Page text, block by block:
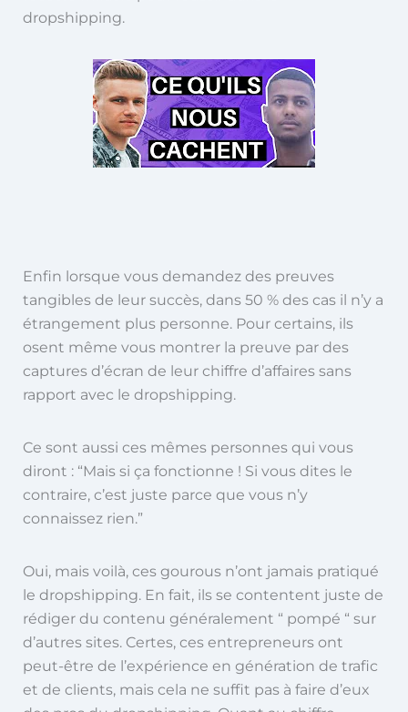
dropshipping.
Enfin lorsque vous demandez des preuves
tangibles de leur succès, dans 50 % des cas il n’y a
étrangement plus personne. Pour certains, ils
osent même vous montrer la preuve par des
captures d’écran de leur chiffre d’affaires sans
rapport avec le dropshipping.
Ce sont aussi ces mêmes personnes qui vous
diront : “Mais si ça fonctionne ! Si vous dites le
contraire, c’est juste parce que vous n’y
connaissez rien.”
Oui, mais voilà, ces gourous n’ont jamais pratiqué
le dropshipping. En fait, ils se contentent juste de
rédiger du contenu généralement “ pompé “ sur
d’autres sites. Certes, ces entrepreneurs ont
peut-être de l’expérience en génération de trafic
et de clients, mais cela ne suffit pas à faire d’eux